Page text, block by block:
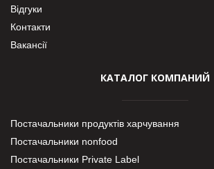
Відгуки
Контакти
Вакансії
КАТАЛОГ КОМПАНИЙ
Постачальники продуктів харчування
Постачальники nonfood
Постачальники Private Label